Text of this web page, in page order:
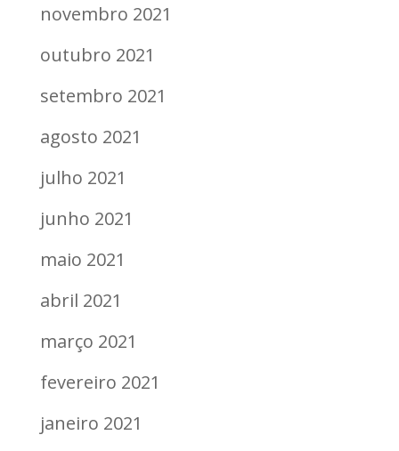
novembro 2021
outubro 2021
setembro 2021
agosto 2021
julho 2021
junho 2021
maio 2021
abril 2021
março 2021
fevereiro 2021
janeiro 2021